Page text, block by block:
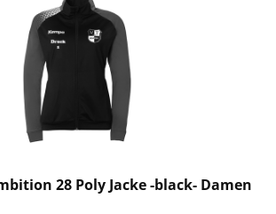
28 Poly Jacke -black- Damen